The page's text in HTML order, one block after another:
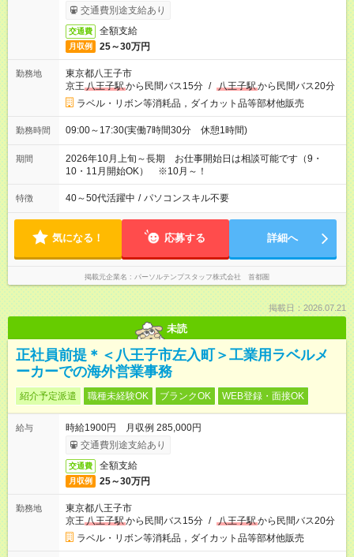
交通費別途支給あり
交通費 全額支給
月収例 25～30万円
勤務地
東京都八王子市
京王 八王子駅から民間バス15分 / 八王子駅から民間バス20分
ラベル・リボン等消耗品，ダイカット品等部材他販売
勤務時間 09:00～17:30(実働7時間30分 休憩1時間)
期間
2026年10月上旬～長期 お仕事開始日は相談可能です（9・
10・11月開始OK） ※10月～！
特徴 40～50代活躍中 / パソコンスキル不要
気になる！ 応募する 詳細へ
掲載元企業名 パーソルテンプスタッフ株式会社 首都圏
掲載日：2026.07.21
未読
正社員前提＊＜八王子市左入町＞工業用ラベルメ
ーカーでの海外営業事務
紹介予定派遣 職種未経験OK ブランクOK WEB登録・面接OK
給与
時給1900円 月収例 285,000円
交通費別途支給あり
交通費 全額支給
月収例 25～30万円
勤務地
東京都八王子市
京王 八王子駅から民間バス15分 / 八王子駅から民間バス20分
ラベル・リボン等消耗品，ダイカット品等部材他販売